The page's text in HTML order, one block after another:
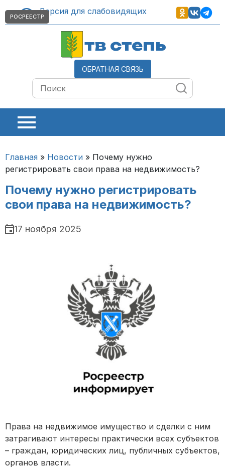
Версия для слабовидящих
тв степь
ОБРАТНАЯ СВЯЗЬ
Главная » Новости » Почему нужно
регистрировать свои права на недвижимость?
Почему нужно регистрировать
свои права на недвижимость?
РОСРЕЕСТР
17 ноября 2025
Права на недвижимое имущество и сделки с ним
затрагивают интересы практически всех субъектов
– граждан, юридических лиц, публичных субъектов,
органов власти.